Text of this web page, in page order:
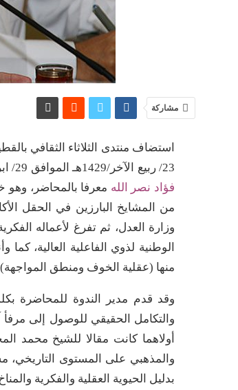
مشاركة
استضاف منتدى الثلاثاء الثقافي
23/ ربيع الآخر/1429هـ الموافق 29/ ابريل/2008م محاضرا عن التعددية المذهبية والوحدة الوطنية، وقد أدار الندوة
فؤاد نصر الله معرفا بالمحاضر، وهو
من المشايخ البارزين في الحقل
وزارة العدل، ثم تفرغ لأعماله
الوطنية لذوي الفاعلية العالية،
منها (عقلية الخوف ومنطق
وقد قدم مدير الندوة للمحاضرة
والتكامل الحقيقي للوصول إلى
أولاهما كانت مقالا للشيخ محمد
والمذهبي على المستوى التاريخي،
بدليل الحيوية العقلية والفكرية